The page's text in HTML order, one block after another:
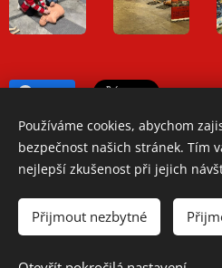
Share
Oblastní spolek Českého
Jiřího Wolkera 1248/
Používáme cookies, abychom
bezpečnost našich stránek. Tím
nejlepší zkušenost při jejich
Přijmout nezbytné